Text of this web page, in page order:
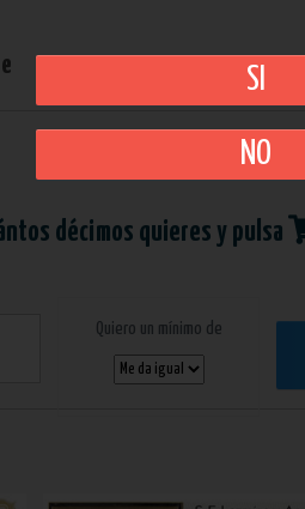
Busca tu
décimos quieres y pulsa
Quiero un mínimo de
SI
NO